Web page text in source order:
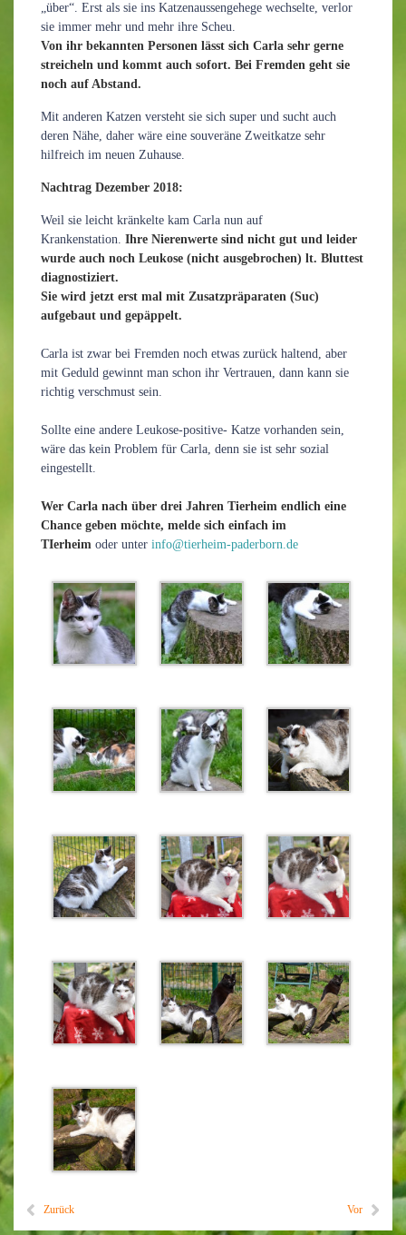
„über“. Erst als sie ins Katzenaussengehege wechselte, verlor
sie immer mehr und mehr ihre Scheu.
Von ihr bekannten Personen lässt sich Carla sehr gerne
streicheln und kommt auch sofort. Bei Fremden geht sie
noch auf Abstand.
Mit anderen Katzen versteht sie sich super und sucht auch
deren Nähe, daher wäre eine souveräne Zweitkatze sehr
hilfreich im neuen Zuhause.
Nachtrag Dezember 2018:
Weil sie leicht kränkelte kam Carla nun auf
Krankenstation. Ihre Nierenwerte sind nicht gut und leider
wurde auch noch Leukose (nicht ausgebrochen) lt. Bluttest
diagnostiziert.
Sie wird jetzt erst mal mit Zusatzpräparaten (Suc)
aufgebaut und gepäppelt.
Carla ist zwar bei Fremden noch etwas zurück haltend, aber
mit Geduld gewinnt man schon ihr Vertrauen, dann kann sie
richtig verschmust sein.
Sollte eine andere Leukose-positive- Katze vorhanden sein,
wäre das kein Problem für Carla, denn sie ist sehr sozial
eingestellt.
Wer Carla nach über drei Jahren Tierheim endlich eine
Chance geben möchte, melde sich einfach im
TIerheim oder unter info@tierheim-paderborn.de
Zurück Vor